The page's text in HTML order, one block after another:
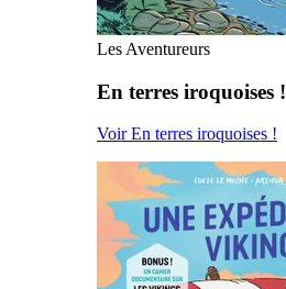
Les Aventureurs
En terres iroquoises !
Voir En terres iroquoises !